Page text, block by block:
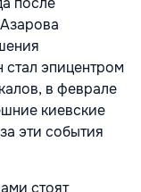
эпицентром
в феврале
киевские
эти события
стоят